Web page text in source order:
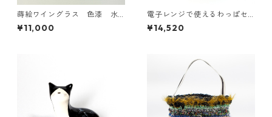
蒔絵ワイングラス 色漆 水
草
¥11,000
電子レンジで使えるわっぱセ
イロ 4寸深型
¥14,520